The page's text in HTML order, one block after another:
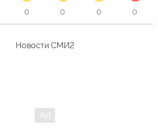
0 0 0 0
Новости СМИ2